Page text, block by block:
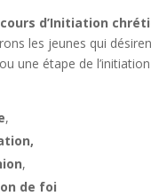
d’Initiation
les jeunes qui
une étape de
,
,
de foi